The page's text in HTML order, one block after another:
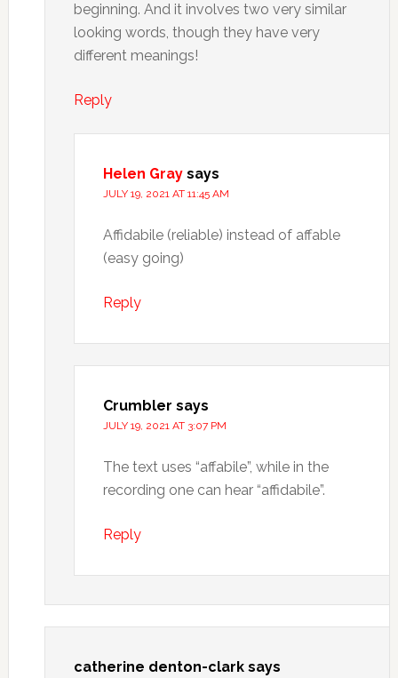
beginning. And it involves two very similar
looking words, though they have very
different meanings!
Reply
Helen Gray says
JULY 19, 2021 AT 11:45 AM
Affidabile (reliable) instead of affable
(easy going)
Reply
Crumbler says
JULY 19, 2021 AT 3:07 PM
The text uses “affabile”, while in the
recording one can hear “affidabile”.
Reply
catherine denton-clark says